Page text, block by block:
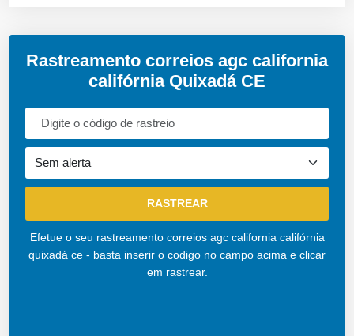
Rastreamento correios agc california
califórnia Quixadá CE
Efetue o seu rastreamento correios agc california califórnia
quixadá ce - basta inserir o codigo no campo acima e clicar
em rastrear.